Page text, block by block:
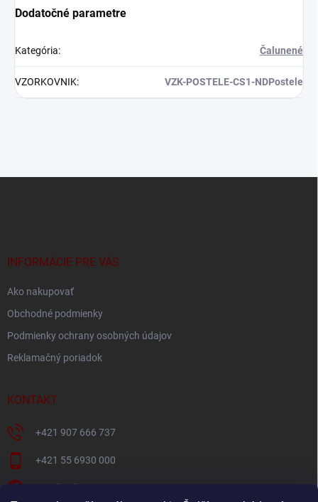
Dodatočné parametre
Kategória: Čalunené
VZORKOVNIK: VZK-POSTELE-CS1-NDPostele
INFORMÁCIE PRE VÁS
Ako nakupovať
Obchodné podmienky
Podmienky ochrany osobných údajov
Reklamačný poriadok
KONTAKT
+421 907 666 737
+421 55 6930 000
Facebook